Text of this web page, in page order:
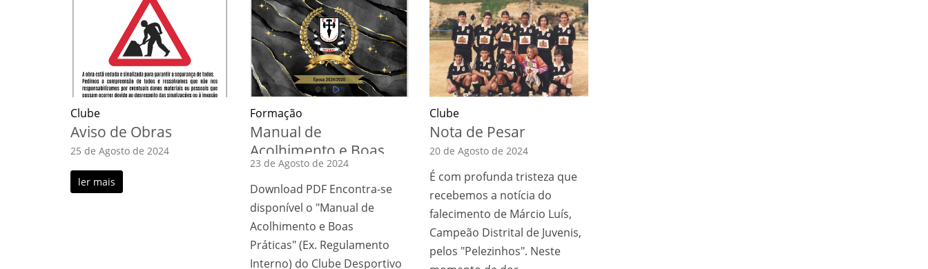
Clube
Aviso de Obras
25 de Agosto de 2024
ler mais
Formação
Manual de
Acolhimento e Boas
Práticas
23 de Agosto de 2024
Download PDF Encontra-se
disponível o "Manual de
Acolhimento e Boas
Práticas" (Ex. Regulamento
Interno) do Clube Desportivo
Clube
Nota de Pesar
20 de Agosto de 2024
É com profunda tristeza que
recebemos a notícia do
falecimento de Márcio Luís,
Campeão Distrital de Juvenis,
pelos "Pelezinhos". Neste